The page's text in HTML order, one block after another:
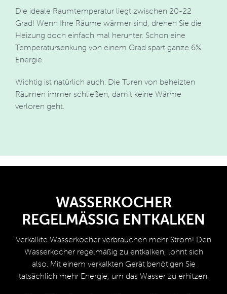
Die ideale Raumtemperatur liegt zwischen 20-22
Grad! Wenn Ihre Räume wärmer sind, drehen Sie die
Heizung doch einfach mal herunter. Schon eine
Temperatursenkung von einem Grad spart ganze 6%
Energie.
Wichtig ist natürlich auch: Die Türen von beheizten
Räumen immer schließen, damit keine Wärme
verloren geht.
WASSERKOCHER
REGELMÄSSIG ENTKALKEN
Verkalkte Wasserkocher verbrauchen mehr Strom! Den
Wasserkocher regelmäßig zu entkalken, lohnt sich
also. Mit einem verkalkten Gerät benötigen Sie
tatsächlich mehr Energie, um das Wasser zu erhitzen.